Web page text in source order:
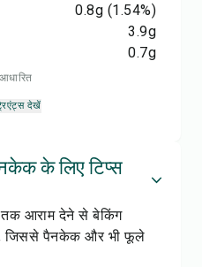
0.8g (1.54%)
3.9g
0.7g
देखें
के लिए टिप्स
आराम देने से बेकिंग
जिससे पैनकेक और भी फूले